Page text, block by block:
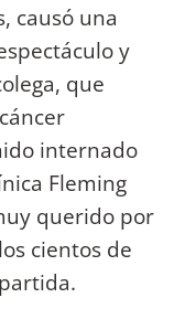
causó una
y
que
internado
Fleming
querido por
cientos de